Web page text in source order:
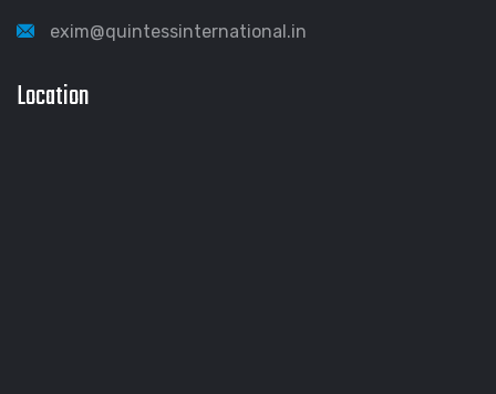
exim@quintessinternational.in
Location